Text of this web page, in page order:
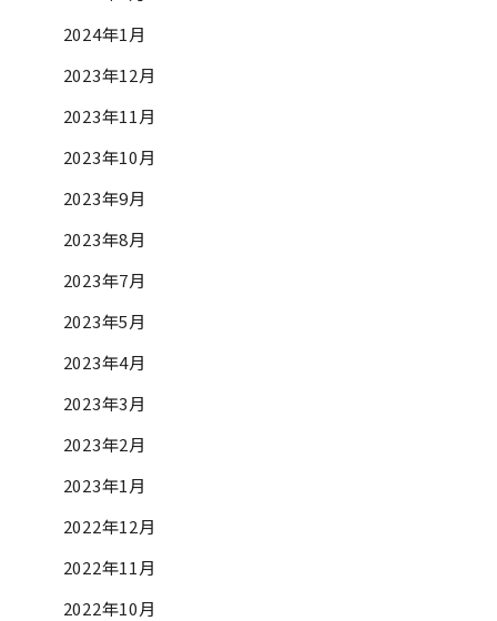
2024年1月
2023年12月
2023年11月
2023年10月
2023年9月
2023年8月
2023年7月
2023年5月
2023年4月
2023年3月
2023年2月
2023年1月
2022年12月
2022年11月
2022年10月